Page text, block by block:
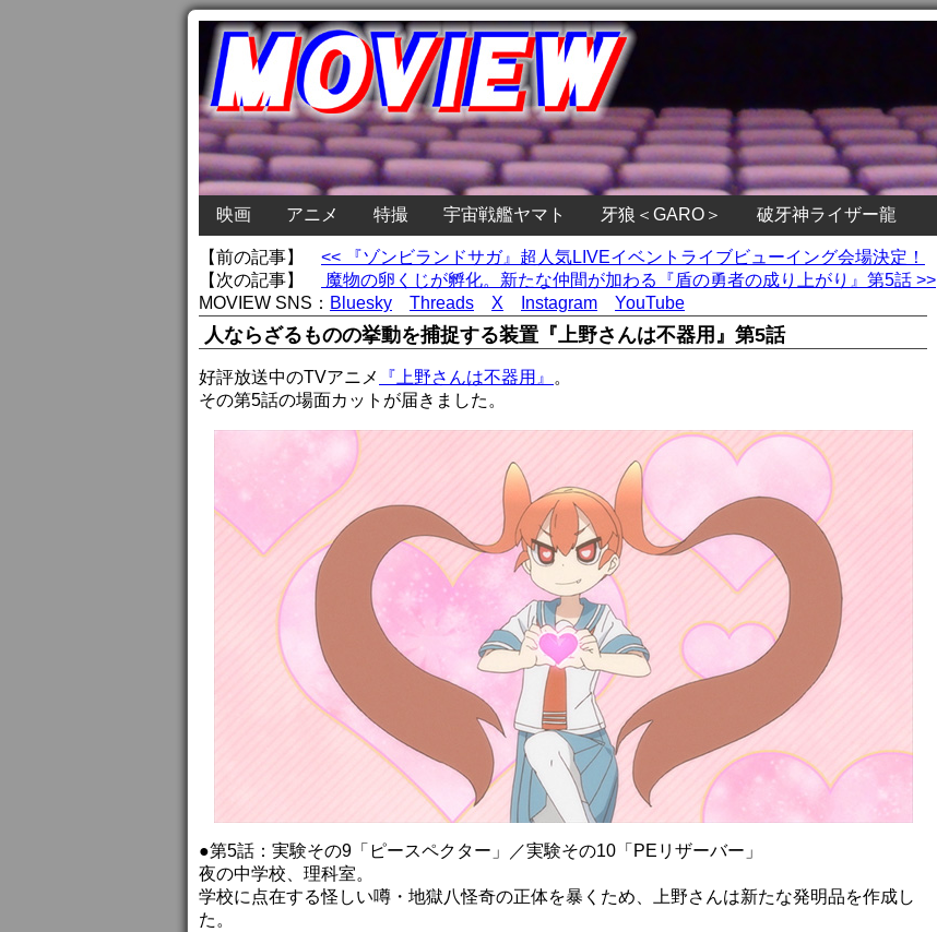
映画 アニメ 特撮 宇宙戦艦ヤマト 牙狼＜GARO＞ 破牙神ライザー龍
【前の記事】 << 『ゾンビランドサガ』超人気LIVEイベントライブビューイング会場決定！
【次の記事】
魔物の卵くじが孵化。新たな仲間が加わる『盾の勇者の成り上がり』第5話 >>
MOVIEW SNS： Bluesky Threads X Instagram YouTube
人ならざるものの挙動を捕捉する装置『上野さんは不器用』第5話
好評放送中のTVアニメ 『上野さんは不器用』
。
その第5話の場面カットが届きました。
●第5話：実験その9「ピースペクター」／実験その10「PEリザーバー」
夜の中学校、理科室。
学校に点在する怪しい噂・地獄八怪奇の正体を暴くため、上野さんは新たな発明品を作成し
た。